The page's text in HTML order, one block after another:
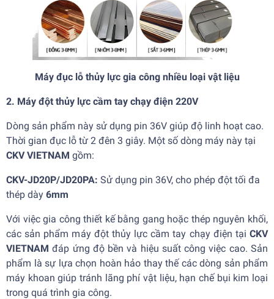
Máy đục lỗ thủy lực gia công nhiều loại vật liệu
2. Máy đột thủy lực cầm tay chạy điện 220V
Dòng sản phẩm này sử dụng pin 36V giúp độ linh hoạt cao.
Thời gian đục lỗ từ 2 đên 3 giây. Một số dòng máy này tại
CKV VIETNAM gồm:
CKV-JD20P/JD20PA: Sử dụng pin 36V, cho phép đột tối đa
thép dày 6mm
Với việc gia công thiết kế bằng gang hoặc thép nguyên khối,
các sản phẩm máy đột thủy lực cầm tay chạy điện tại CKV
VIETNAM đáp ứng độ bền và hiệu suất công việc cao. Sản
phẩm là sự lựa chọn hoàn hảo thay thế các dòng sản phẩm
máy khoan giúp tránh lãng phí vật liệu, hạn chế bụi kim loại
trong quá trình gia công.